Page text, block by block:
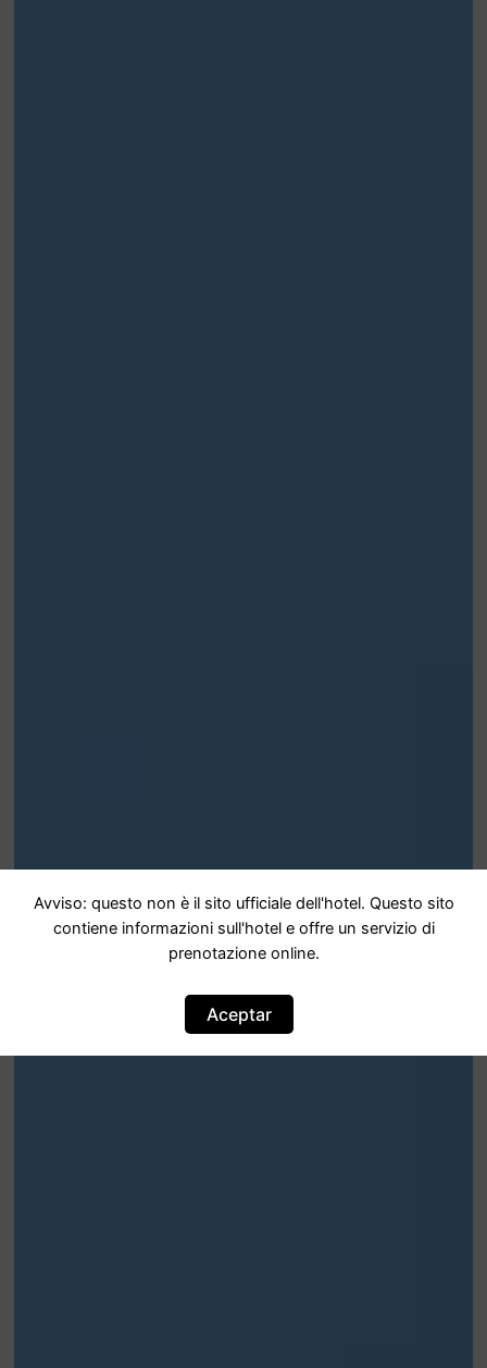
Avviso: questo non è il sito ufficiale dell'hotel. Questo sito
contiene informazioni sull'hotel e offre un servizio di
prenotazione online.
Aceptar